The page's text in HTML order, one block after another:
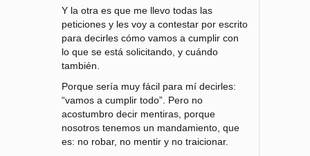
Y la otra es que me llevo todas las
peticiones y les voy a contestar por escrito
para decirles cómo vamos a cumplir con
lo que se está solicitando, y cuándo
también.
Porque sería muy fácil para mí decirles:
“vamos a cumplir todo”. Pero no
acostumbro decir mentiras, porque
nosotros tenemos un mandamiento, que
es: no robar, no mentir y no traicionar.